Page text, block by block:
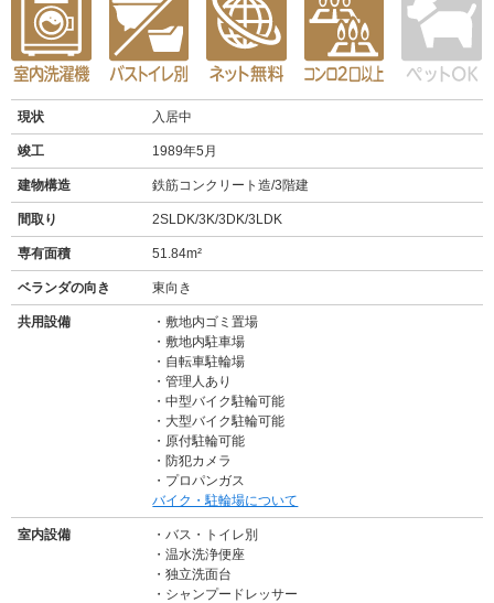
現状 入居中
竣工 1989年5月
建物構造 鉄筋コンクリート造/3階建
間取り 2SLDK/3K/3DK/3LDK
専有面積 51.84m²
ベランダの向き 東向き
共用設備
敷地内ゴミ置場
敷地内駐車場
自転車駐輪場
管理人あり
中型バイク駐輪可能
大型バイク駐輪可能
原付駐輪可能
防犯カメラ
プロパンガス
バイク・駐輪場について
室内設備
バス・トイレ別
温水洗浄便座
独立洗面台
シャンプードレッサー